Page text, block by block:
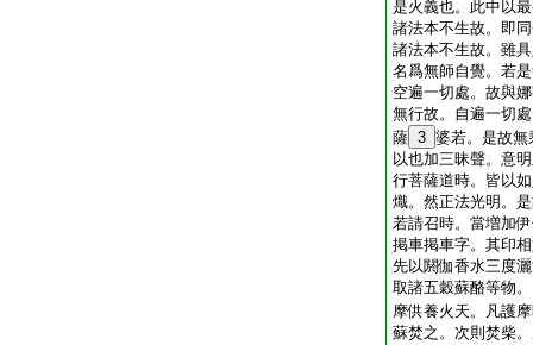
是火義也。此中以
諸法本不生故。即
諸法本不生故。雖
名爲無師自覺。若
空遍一切處。故與
無行故。自遍一切
薩 3 婆若。是故無
以也加三昧聲。意
行菩薩道時。皆以
熾。然正法光明。
若請召時。當増加
掲車掲車字。其印
先以閼伽香水三度
取諸五穀蘇酪等物
摩供養火天。凡護
蘇焚之。次則焚柴